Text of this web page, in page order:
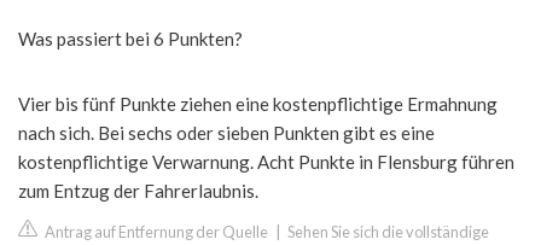
Was passiert bei 6 Punkten?
Vier bis fünf Punkte ziehen eine kostenpflichtige Ermahnung
nach sich. Bei sechs oder sieben Punkten gibt es eine
kostenpflichtige Verwarnung. Acht Punkte in Flensburg führen
zum Entzug der Fahrerlaubnis.
Antrag auf Entfernung der Quelle Sehen Sie sich die vollständige